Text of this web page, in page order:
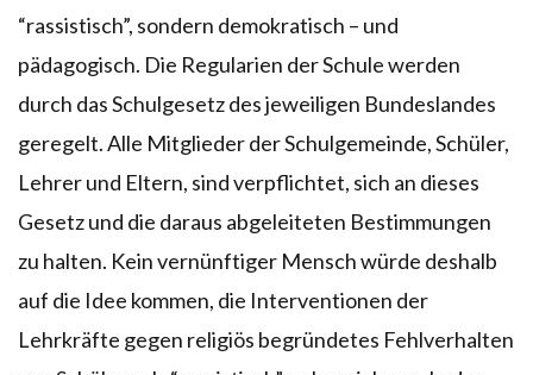
“rassistisch”, sondern demokratisch – und
pädagogisch. Die Regularien der Schule werden
durch das Schulgesetz des jeweiligen Bundeslandes
geregelt. Alle Mitglieder der Schulgemeinde, Schüler,
Lehrer und Eltern, sind verpflichtet, sich an dieses
Gesetz und die daraus abgeleiteten Bestimmungen
zu halten. Kein vernünftiger Mensch würde deshalb
auf die Idee kommen, die Interventionen der
Lehrkräfte gegen religiös begründetes Fehlverhalten